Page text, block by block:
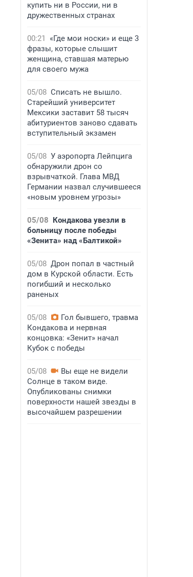
купить ни в России, ни в
дружественных странах
00:21
«Где мои носки» и еще 3
фразы, которые слышит
женщина, ставшая матерью
для своего мужа
05/08 Списать не вышло.
Старейший университет
Мексики заставит 58 тысяч
абитуриентов заново сдавать
вступительный экзамен
05/08 У аэропорта Лейпцига
обнаружили дрон со
взрывчаткой. Глава МВД
Германии назвал случившееся
«новым уровнем угрозы»
05/08 Кондакова увезли в
больницу после победы
«Зенита» над «Балтикой»
05/08 Дрон попал в частный
дом в Курской области. Есть
погибший и несколько
раненых
05/08
Гол бывшего, травма
Кондакова и нервная
концовка: «Зенит» начал
Кубок с победы
05/08
Вы еще не видели
Солнце в таком виде.
Опубликованы снимки
поверхности нашей звезды в
высочайшем разрешении